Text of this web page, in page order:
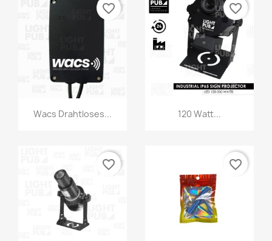
Wacs Drahtloses...
favorite_border
120 Watt...
favorite_border
favorite_border favorite_border